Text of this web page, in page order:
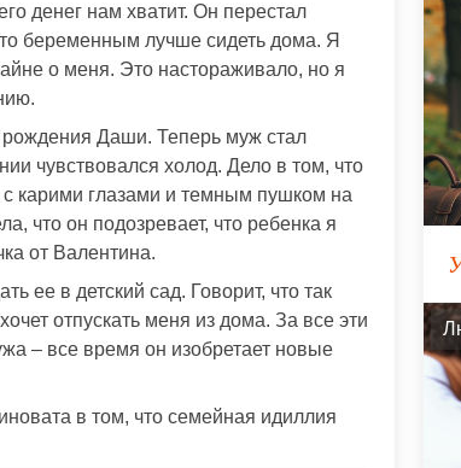
денег нам хватит. Он перестал
беременным лучше сидеть дома. Я
о меня. Это настораживало, но я
Даши. Теперь муж стал
чувствовался холод. Дело в том, что
карими глазами и темным пушком на
что он подозревает, что ребенка я
от Валентина.
ее в детский сад. Говорит, что так
отпускать меня из дома. За все эти
– все время он изобретает новые
в том, что семейная идиллия